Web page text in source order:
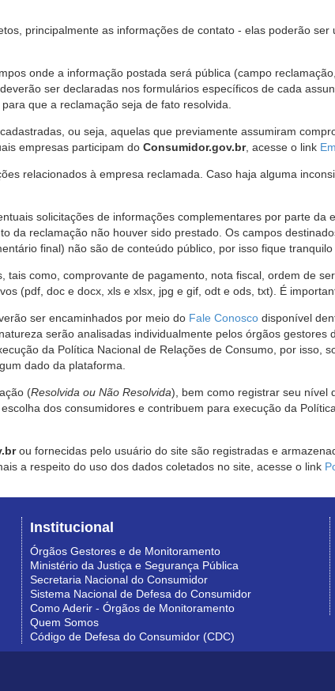
principalmente as informações de contato - elas poderão
onde a informação postada será pública (campo
ser declaradas nos formulários específicos de cada
que a reclamação seja de fato resolvida.
ou seja, aquelas que previamente assumiram
empresas participam do Consumidor.gov.br, acesse o link
relacionados à empresa reclamada. Caso haja alguma
solicitações de informações complementares por parte da
da reclamação não houver sido prestado. Os campos
final) não são de conteúdo público, por isso fique
como, comprovante de pagamento, nota fiscal, ordem de
(pdf, doc e docx, xls e xlsx, jpg e gif, odt e ods, txt). É
ser encaminhados por meio do Fale Conosco disponível
serão analisadas individualmente pelos órgãos gestores
da Política Nacional de Relações de Consumo, por isso,
dado da plataforma.
(Resolvida ou Não Resolvida), bem como registrar seu nível
dos consumidores e contribuem para execução da
ou fornecidas pelo usuário do site são registradas e
a respeito do uso dos dados coletados no site, acesse o link
Institucional
Órgãos Gestores e de Monitoramento
Ministério da Justiça e Segurança Pública
Secretaria Nacional do Consumidor
Sistema Nacional de Defesa do Consumidor
Como Aderir - Órgãos de Monitoramento
Quem Somos
Código de Defesa do Consumidor (CDC)